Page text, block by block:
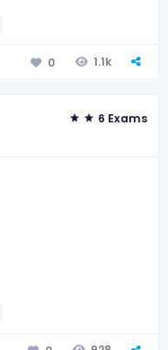
0 1.1k
6 Exams